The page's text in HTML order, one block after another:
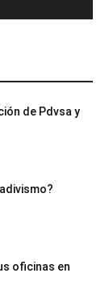
de Pdvsa y
oficinas en